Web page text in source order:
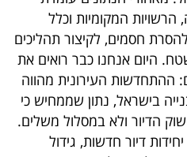
המקומיות וכלל
חסמים, לקיצור תהליכים
היום אנחנו כבר רואים את
ההתחדשות העירונית מהווה
בישראל, נתון שממחיש כי
הדיור ולא במסלול משלים.
דיור חדשות, גידול